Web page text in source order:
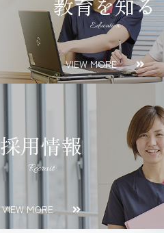
Education
VIEW MORE
採用情報
Recruit
VIEW MORE